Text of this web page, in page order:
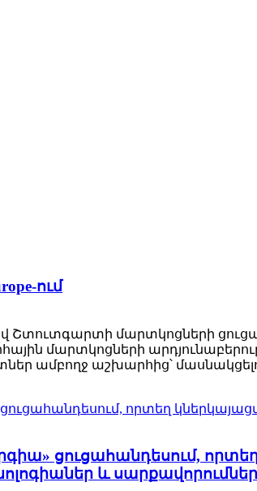
ում
Շտուտգարտի մարտկոցների
մարտկոցների
ամբողջ աշխարհից՝
ցուցահանդեսում,
և